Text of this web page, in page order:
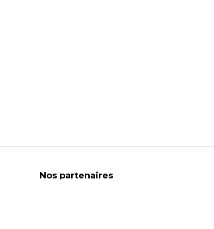
en garantissant la conformité avec les réglementations.
Nos partenaires